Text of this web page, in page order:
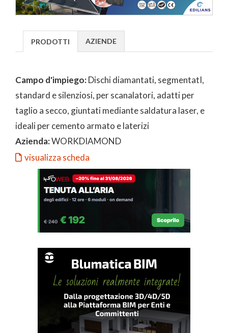
PRODOTTI AZIENDE
Campo d'impiego:Dischi diamantati, segmentatI,
standard e silenziosi, per scanalatori, adatti per
taglio a secco, giuntati mediante saldatura laser, e
ideali per cemento armato e laterizi
Azienda:WORKDIAMOND
visualizza scheda